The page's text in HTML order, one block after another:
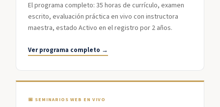
El programa completo: 35 horas de currículo, examen
escrito, evaluación práctica en vivo con instructora
maestra, estado Activo en el registro por 2 años.
Ver programa completo →
📅 SEMINARIOS WEB EN VIVO